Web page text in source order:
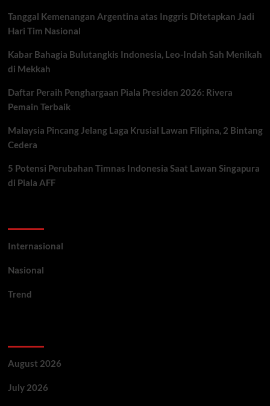
Tanggal Kemenangan Argentina atas Inggris Ditetapkan Jadi
Hari Tim Nasional
Kabar Bahagia Bulutangkis Indonesia, Leo-Indah Sah Menikah
di Mekkah
Daftar Peraih Penghargaan Piala Presiden 2026: Rivera
Pemain Terbaik
Malaysia Pincang Jelang Laga Krusial Lawan Filipina, 2 Bintang
Cedera
5 Potensi Perubahan Timnas Indonesia Saat Lawan Singapura
di Piala AFF
Internasional
Nasional
Trend
August 2026
July 2026